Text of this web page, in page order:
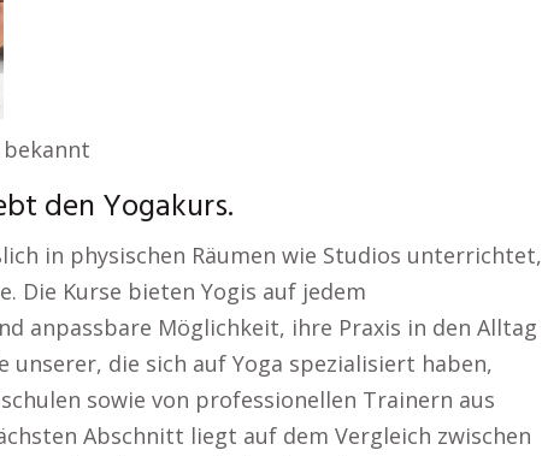
den Yogakurs.
in physischen Räumen wie Studios unterrichtet,
Die Kurse bieten Yogis auf jedem
anpassbare Möglichkeit, ihre Praxis in den Alltag
die sich auf Yoga spezialisiert haben,
sowie von professionellen Trainern aus
Abschnitt liegt auf dem Vergleich zwischen